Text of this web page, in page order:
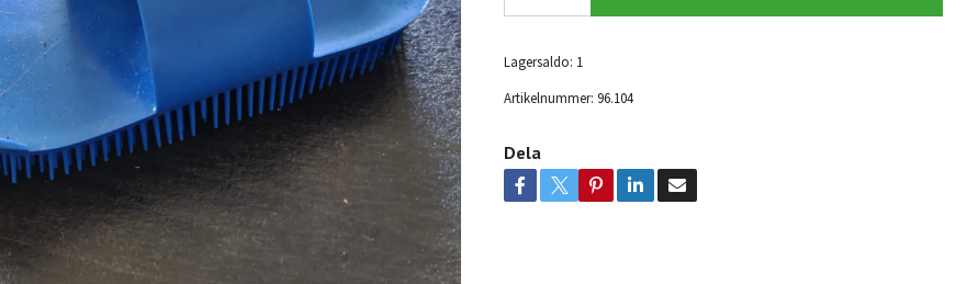
Lagersaldo: 1
Artikelnummer: 96.104
Dela